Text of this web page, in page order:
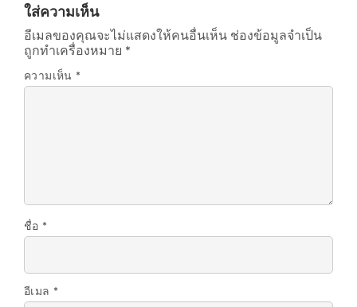
ใส่ความเห็น
อีเมลของคุณจะไม่แสดงให้คนอื่นเห็น ช่องข้อมูลจำเป็น
ถูกทำเครื่องหมาย *
ความเห็น *
ชื่อ *
อีเมล *